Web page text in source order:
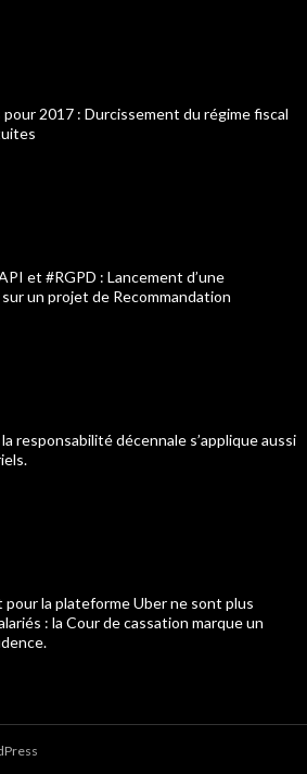
2017 : Durcissement du régime fiscal
et #RGPD : Lancement d’une
un projet de Recommandation
responsabilité décennale s’applique aussi
la plateforme Uber ne sont plus
: la Cour de cassation marque un